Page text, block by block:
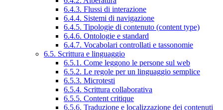
6.4.3. Flussi di interazione
6.4.4. Sistemi di navigazione
6.4.5. Tipologie di contenuto (content type)
6.4.6. Ontologie e standard
6.4.7. Vocabolari controllati e tassonomie
6.5. Scrittura e linguaggio
6.5.1. Come leggono le persone sul web
6.5.2. Le regole per un linguaggio semplice
6.5.3. Microtesti
6.5.4. Scrittura collaborativa
6.5.5. Content critique
6.5.6. Traduzione e localizzazione dei contenuti